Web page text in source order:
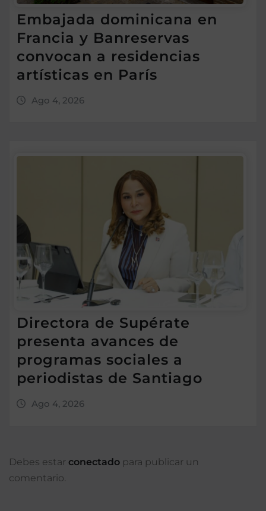
Embajada dominicana en
Francia y Banreservas
convocan a residencias
artísticas en París
Ago 4, 2026
Directora de Supérate
presenta avances de
programas sociales a
periodistas de Santiago
Ago 4, 2026
Debes estar conectado para publicar un
comentario.